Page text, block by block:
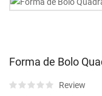
Forma de Bolo
Review